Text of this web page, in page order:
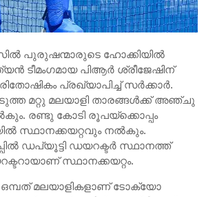
പുരുഷന്മാരുടെ ഹോക്കിയില്‍
ടീമംഗമായ പിആര്‍ ശ്രീജേഷിന്
പ്രഖ്യാപിച്ച് സര്‍ക്കാര്‍.
മറ്റു മലയാളി താരങ്ങള്‍ക്ക് അഞ്ചു
രണ്ടു കോടി രൂപയ്‌ക്കൊപ്പം
സ്ഥാനക്കയറ്റവും നല്‍കും.
ഡപ്യൂട്ടി ഡയറക്ടർ സ്ഥാനത്ത്
സ്ഥാനക്കയറ്റം.
ഒമ്പത് മലയാളികളാണ് ടോക്യോ